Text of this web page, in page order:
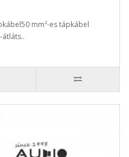
mm²-es tápkábel